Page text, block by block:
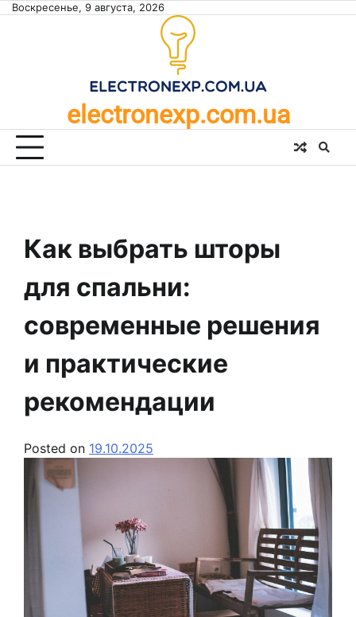
SkipВоскресенье, 9 августа, 2026
electronexp.com.ua
Как выбрать шторы
для спальни:
современные решения
и практические
рекомендации
Posted on 19.10.2025